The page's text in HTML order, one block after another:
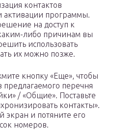
контактов
активации программы.
на доступ к
либо причинам вы
использовать
их можно позже.
кнопку «Еще», чтобы
перечня
/ «Общие». Поставьте
контакты».
экран и потяните его
номеров.